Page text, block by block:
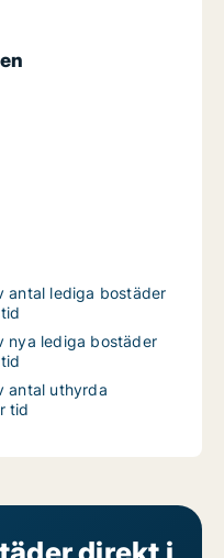
antal lediga bostäder
nya lediga bostäder
antal uthyrda
tid